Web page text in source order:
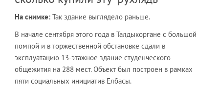
На снимке: Так здание выглядело раньше.
В начале сентября этого года в Талдыкоргане с большой
помпой и в торжественной обстановке сдали в
эксплуатацию 13-этажное здание студенческого
общежития на 288 мест. Объект был построен в рамках
пяти социальных инициатив Елбасы.